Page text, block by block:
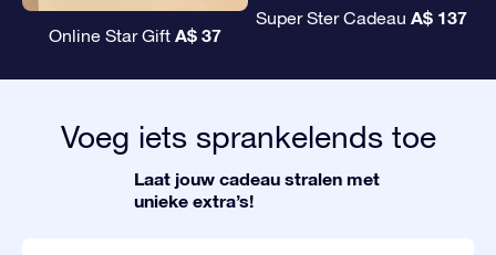
Online Star Gift A$ 37
Super Ster Cadeau A$ 137
Voeg iets sprankelends toe
Laat jouw cadeau stralen met
unieke extra’s!